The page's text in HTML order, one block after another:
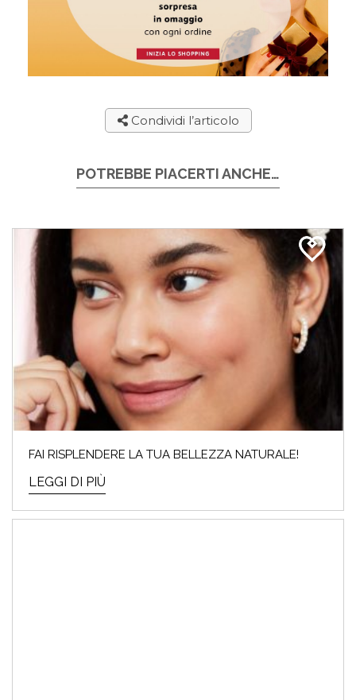
Condividi l’articolo
POTREBBE PIACERTI ANCHE…
FAI RISPLENDERE LA TUA BELLEZZA NATURALE!
LEGGI DI PIÙ